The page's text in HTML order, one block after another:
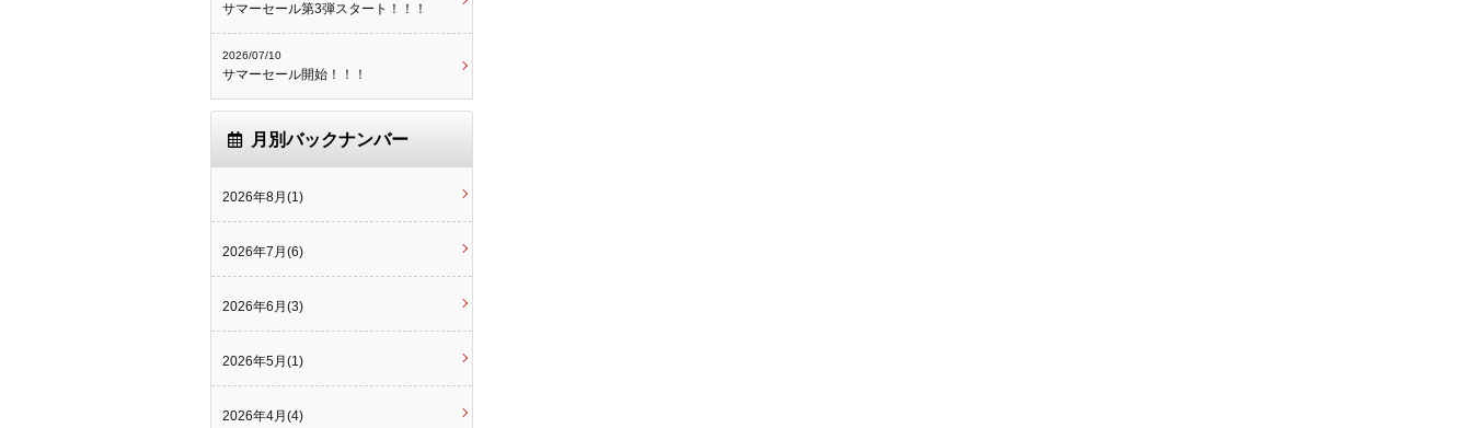
サマーセール第3弾スタート！！！
2026/07/10
サマーセール開始！！！
月別バックナンバー
2026年8月(1)
2026年7月(6)
2026年6月(3)
2026年5月(1)
2026年4月(4)